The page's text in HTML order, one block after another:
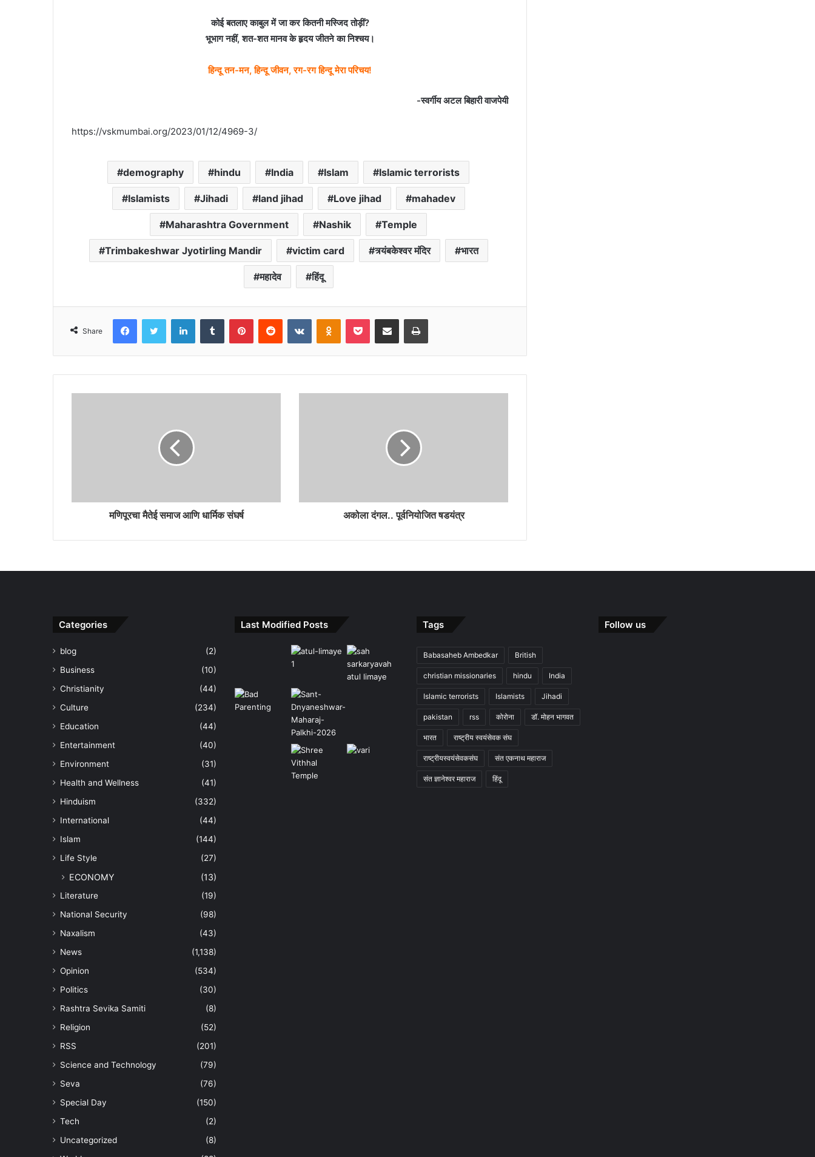
कोई बतलाए काबुल में जा कर कितनी मस्जिद तोड़ीं?
भूभाग नहीं, शत-शत मानव के हृदय जीतने का निश्चय।
हिन्दू तन-मन, हिन्दू जीवन, रग-रग हिन्दू मेरा परिचय!
-स्वर्गीय अटल बिहारी वाजपेयी
https://vskmumbai.org/2023/01/12/4969-3/
demography hindu India Islam Islamic terrorists
Islamists Jihadi land jihad Love jihad mahadev
Maharashtra Government Nashik Temple
Trimbakeshwar Jyotirling Mandir victim card त्र्यंबकेश्वर मंदिर भारत
महादेव हिंदू
Share
FacebookTwitter LinkedInTumblr PinterestReddit VKontakteOdnoklassniki
Pocket Share via Email Print
मणिपूरचा मैतेई समाज आणि धार्मिक संघर्ष अकोला दंगल.. पूर्वनियोजित षडयंत्र
Categories
blog
(2)
Business
(10)
Christianity
(44)
Culture
(234)
Education
(44)
Entertainment
(40)
Environment
(31)
Health and Wellness
(41)
Hinduism
(332)
International
(44)
Islam
(144)
Life Style
(27)
ECONOMY (13)
Literature
(19)
National Security
(98)
Naxalism
(43)
News
(1,138)
Opinion
(534)
Politics
(30)
Rashtra Sevika Samiti
(8)
Religion
(52)
RSS
(201)
Science and Technology
(79)
Seva
(76)
Special Day
(150)
Tech
(2)
Uncategorized
(8)
Last Modified Posts Tags
Babasaheb Ambedkar British
christian missionaries hindu India
Islamic terrorists Islamists Jihadi
pakistan rss कोरोना डॉ. मोहन भागवत
भारत राष्ट्रीय स्वयंसेवक संघ
राष्ट्रीयस्वयंसेवकसंघ संत एकनाथ महाराज
संत ज्ञानेश्वर महाराज हिंदू
Follow us